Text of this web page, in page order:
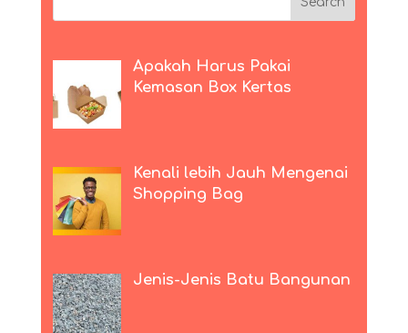
Apakah Harus Pakai
Kemasan Box Kertas
Kenali lebih Jauh Mengenai
Shopping Bag
Jenis-Jenis Batu Bangunan